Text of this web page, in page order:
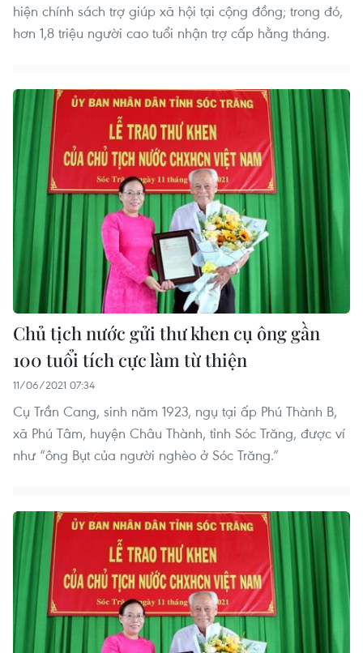
hiện chính sách trợ giúp xã hội tại cộng đồng; trong đó,
hơn 1,8 triệu người cao tuổi nhận trợ cấp hằng tháng.
Chủ tịch nước gửi thư khen cụ ông gần
100 tuổi tích cực làm từ thiện
11/06/2021 07:34
Cụ Trần Cang, sinh năm 1923, ngụ tại ấp Phú Thành B,
xã Phú Tâm, huyện Châu Thành, tỉnh Sóc Trăng, được ví
như “ông Bụt của người nghèo ở Sóc Trăng.”